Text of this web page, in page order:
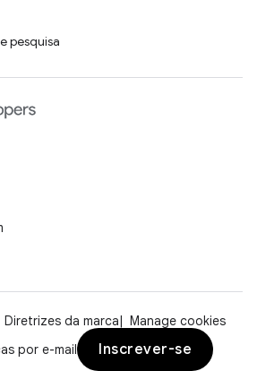
pesquisa
Diretrizes da marca
Manage cookies
por e-mail
Inscrever-se